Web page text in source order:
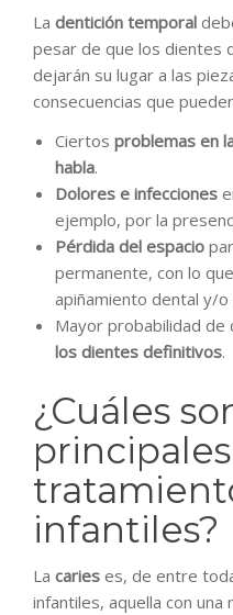
La dentición temporal
pesar de que los dientes
dejarán su lugar a las
consecuencias que
Ciertos problemas en
habla.
Dolores e infecciones
ejemplo, por la
Pérdida del espacio
permanente, con lo
apiñamiento dental y/o
Mayor probabilidad de
los dientes definitivos.
¿Cuáles
principales
infantiles?
La caries es, de entre
infantiles, aquella con una